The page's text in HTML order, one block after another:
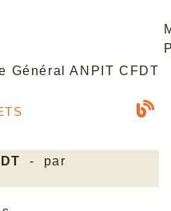
Général ANPIT CFDT
- par